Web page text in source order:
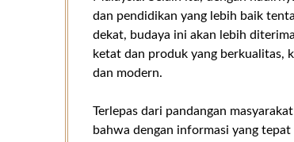
dan pendidikan yang lebih baik
dekat, budaya ini akan lebih
ketat dan produk yang berkualitas,
dan modern.
Terlepas dari pandangan
bahwa dengan informasi yang